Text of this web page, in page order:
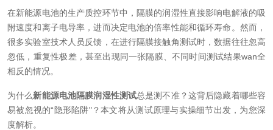
在新能源电池的生产质控环节中，隔膜的润湿性直接影响电解液的吸
附速度和离子电导率，进而决定电池的倍率性能和循环寿命。然而，
很多实验室技术人员反馈，在进行隔膜接触角测试时，数据往往忽高
忽低，重复性极差，甚至出现同一张隔膜、不同时间测试结果wan全
相反的情况。
为什么新能源电池隔膜润湿性测试总是测不准？这背后隐藏着哪些容
易被忽视的“隐形陷阱"？本文将从测试原理与实操细节出发，为您深
度解析。